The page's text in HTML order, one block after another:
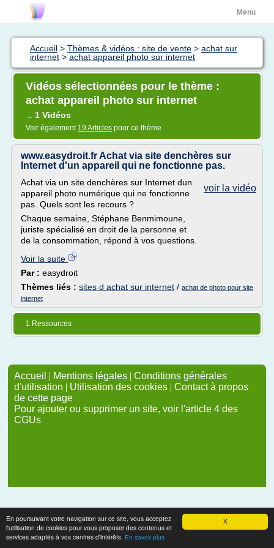
X
En poursuivant votre navigation sur ce site, vous acceptez
l'utilisation de cookies pour vous proposer des contenus et
services adaptés à vos centres d'intérêts. En savoir plus
Menu
Accueil > Thèmes & vidéos : site de vente > achat sur
internet > achat appareil photo sur internet
Vidéos sélectionnées pour le thème :
achat appareil photo sur internet
→ 1 Vidéos
Voir également 19 Articles pour ce thème
www.easydroit.fr Achat via site denchères sur
Internet d'un appareil qui ne fonctionne pas.
voir la vidéo
Achat via un site denchères sur Internet dun
appareil photo numérique qui ne fonctionne
pas. Quels sont les recours ?
Chaque semaine, Stéphane Benmimoune,
juriste spécialisé en droit de la personne et
de la consommation, répond à vos questions.
Voir la suite
Par : easydroit
Thèmes liés : sites d achat sur internet / achat de photo pour site
internet
1 Ressources
Accueil | Mentions légales | Conditions générales
d'utilisation | Utilisation des cookies | Contact à propos
de cette page
Pour ajouter ou supprimer un site, voir l'article 4 des
CGUs